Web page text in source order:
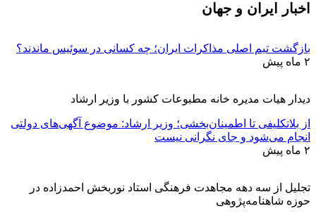
اخبار ایران و جهان
بازگشت تیم اصلی مذاکرات ایران؛ چه کسانی در سوئیس ماندند؟
۲ ماه پیش
دیدار هیات مدیره خانه مطبوعات کشور با وزیر ارشاد
از بلاتکلیفی تا اطمینان‌بخشی؛ وزیر ارشاد: موضوع آگهی‌های دولتی
انجام می‌شود و جای نگرانی نیست
۲ ماه پیش
تجلیل از سه دهه مجاهدت فرهنگی استاد نوربخش احمدزاده در
حوزه شاهنامه‌پژوهی